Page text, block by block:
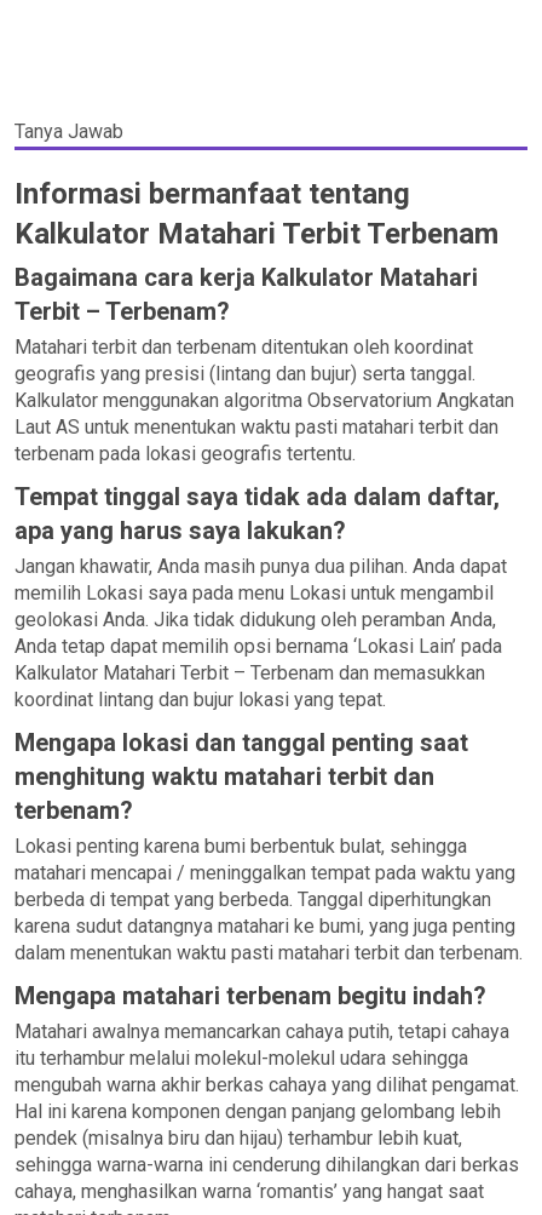
Tanya Jawab
Informasi bermanfaat tentang
Kalkulator Matahari Terbit Terbenam
Bagaimana cara kerja Kalkulator Matahari
Terbit – Terbenam?
Matahari terbit dan terbenam ditentukan oleh koordinat
geografis yang presisi (lintang dan bujur) serta tanggal.
Kalkulator menggunakan algoritma Observatorium Angkatan
Laut AS untuk menentukan waktu pasti matahari terbit dan
terbenam pada lokasi geografis tertentu.
Tempat tinggal saya tidak ada dalam daftar,
apa yang harus saya lakukan?
Jangan khawatir, Anda masih punya dua pilihan. Anda dapat
memilih Lokasi saya pada menu Lokasi untuk mengambil
geolokasi Anda. Jika tidak didukung oleh peramban Anda,
Anda tetap dapat memilih opsi bernama ‘Lokasi Lain’ pada
Kalkulator Matahari Terbit – Terbenam dan memasukkan
koordinat lintang dan bujur lokasi yang tepat.
Mengapa lokasi dan tanggal penting saat
menghitung waktu matahari terbit dan
terbenam?
Lokasi penting karena bumi berbentuk bulat, sehingga
matahari mencapai / meninggalkan tempat pada waktu yang
berbeda di tempat yang berbeda. Tanggal diperhitungkan
karena sudut datangnya matahari ke bumi, yang juga penting
dalam menentukan waktu pasti matahari terbit dan terbenam.
Mengapa matahari terbenam begitu indah?
Matahari awalnya memancarkan cahaya putih, tetapi cahaya
itu terhambur melalui molekul-molekul udara sehingga
mengubah warna akhir berkas cahaya yang dilihat pengamat.
Hal ini karena komponen dengan panjang gelombang lebih
pendek (misalnya biru dan hijau) terhambur lebih kuat,
sehingga warna-warna ini cenderung dihilangkan dari berkas
cahaya, menghasilkan warna ‘romantis’ yang hangat saat